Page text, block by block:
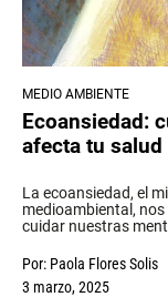
MEDIO AMBIENTE
Ecoansiedad:
afecta tu salud
La ecoansiedad, el
medioambiental,
cuidar nuestras
Por: Paola Flores Solis
3 marzo, 2025